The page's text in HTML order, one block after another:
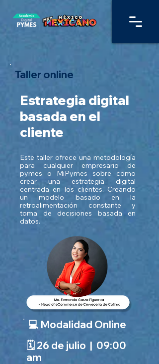
Taller online
Estrategia digital
basada en el
cliente
Este taller ofrece una metodología
para cualquier empresario de
pymes o MiPymes sobre como
crear una estrategia digital
centrada en los clientes. Creando
un modelo basado en la
retroalimentación constante y
toma de decisiones basada en
datos.
💻 Modalidad Online
🗓️ 26 de julio | 09:00
am